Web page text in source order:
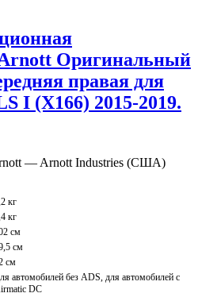
Оригинальный
правая для
I (X166) 2015-2019.
— Arnott Industries (США)
кг
кг
см
см
см
автомобилей без ADS, для автомобилей с
DC